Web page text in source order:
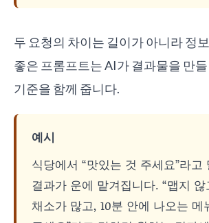
두 요청의 차이는 길이가 아니라 정
좋은 프롬프트는 AI가 결과물을 만
기준을 함께 줍니다.
예시
식당에서 “맛있는 것 주세요”라고
결과가 운에 맡겨집니다. “맵지
채소가 많고, 10분 안에 나오는 메